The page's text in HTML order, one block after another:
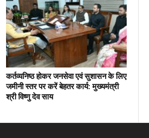
कर्तव्यनिष्ठ होकर जनसेवा एवं सुशासन के लिए
जमीनी स्तर पर करें बेहतर कार्य: मुख्यमंत्री
श्री विष्णु देव साय